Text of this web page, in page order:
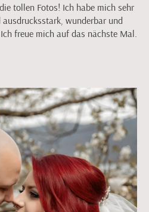
tollen Fotos! Ich habe mich sehr
wunderbar und
freue mich auf das nächste Mal.